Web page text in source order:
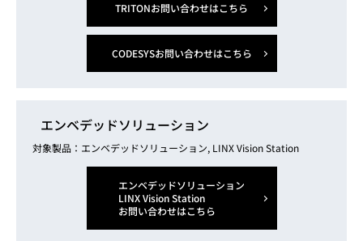
TRITONお問い合わせはこちら
CODESYSお問い合わせはこちら
エンベデッドソリューション
対象製品：エンベデッドソリューション, LINX Vision Station
エンベデッドソリューション
LINX Vision Station
お問い合わせはこちら